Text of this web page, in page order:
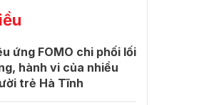
ứng FOMO chi phối lối
hành vi của nhiều
trẻ Hà Tĩnh